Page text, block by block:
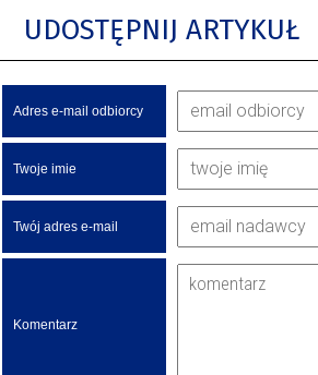
UDOSTĘPNIJ ARTYKUŁ
Adres e-mail odbiorcy
Twoje imie
Twój adres e-mail
Komentarz